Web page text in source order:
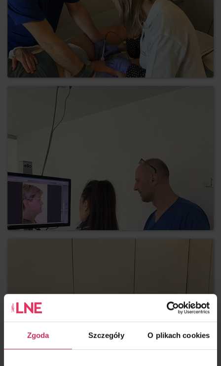
Zgoda Szczegóły O plikach cookies